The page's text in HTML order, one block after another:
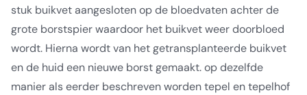
stuk buikvet aangesloten op de bloedvaten achter de
grote borstspier waardoor het buikvet weer doorbloed
wordt. Hierna wordt van het getransplanteerde buikvet
en de huid een nieuwe borst gemaakt. op dezelfde
manier als eerder beschreven worden tepel en tepelhof